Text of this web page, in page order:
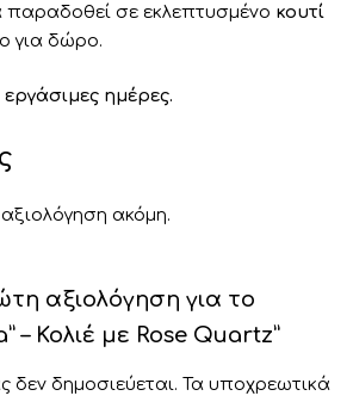
σε εκλεπτυσμένο κουτί
για δώρο.
ημέρες.
ακόμη.
αξιολόγηση για το
– Κολιέ με Rose Quartz”
δεν δημοσιεύεται. Τα υποχρεωτικά